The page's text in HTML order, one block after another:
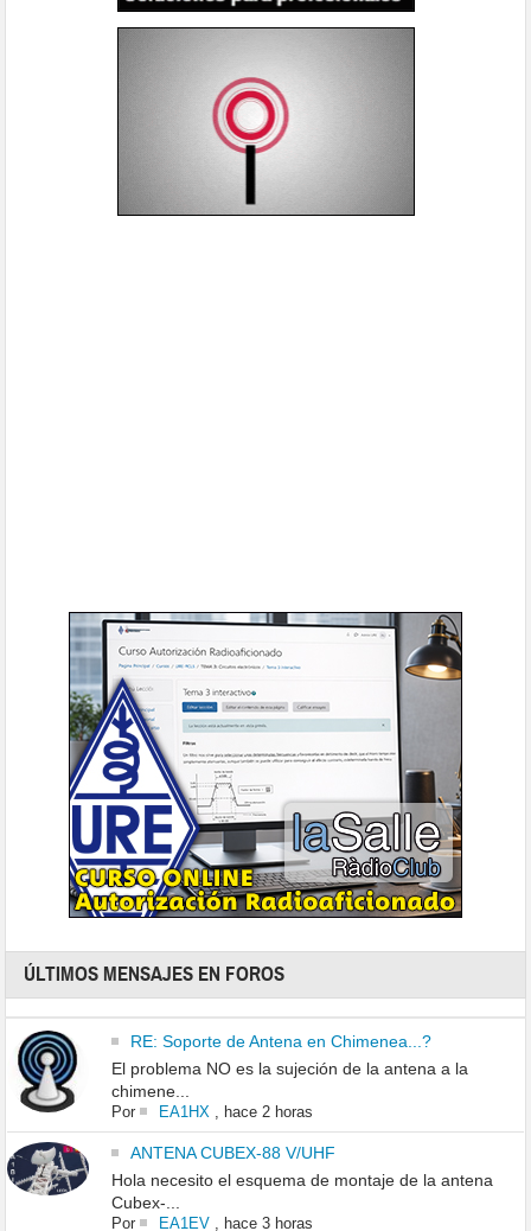
ÚLTIMOS MENSAJES EN FOROS
RE: Soporte de Antena en Chimenea...?
El problema NO es la sujeción de la antena a la
chimene...
Por EA1HX hace 2 horas
ANTENA CUBEX-88 V/UHF
Hola necesito el esquema de montaje de la antena
Cubex-...
Por EA1EV, hace 3 horas